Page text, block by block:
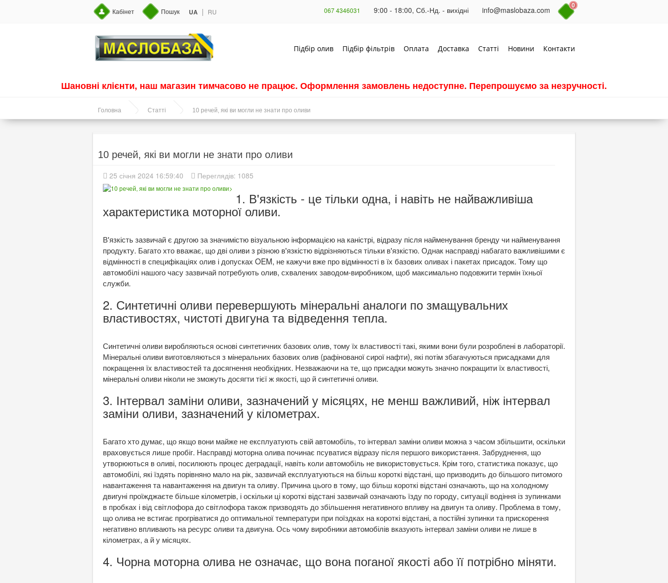
Кабінет Пошук UA | RU 067 4346031 9:00 - 18:00, Сб.-Нд. - вихідні info@maslobaza.com 0
Підбір олив Підбір фільтрів Оплата Доставка Статті Новини Контакти
Шановні клієнти, наш магазин тимчасово не працює. Оформлення замовлень недоступне. Перепрошуємо за незручності.
Головна Статті 10 речей, які ви могли не знати про оливи
10 речей, які ви могли не знати про оливи
25 січня 2024 16:59:40 Переглядів: 1085
1. В'язкість - це тільки одна, і навіть не найважливіша
характеристика моторної оливи.
В'язкість зазвичай є другою за значимістю візуальною інформацією на каністрі, відразу після найменування бренду чи найменування
продукту. Багато хто вважає, що дві оливи з різною в'язкістю відрізняються тільки в'язкістю. Однак насправді набагато важливішими є
відмінності в специфікаціях олив і допусках OEM, не кажучи вже про відмінності в їх базових оливах і пакетах присадок. Тому що
автомобілі нашого часу зазвичай потребують олив, схвалених заводом-виробником, щоб максимально подовжити термін їхньої
служби.
2. Синтетичні оливи перевершують мінеральні аналоги по змащувальних
властивостях, чистоті двигуна та відведення тепла.
Синтетичні оливи виробляються основі синтетичних базових олив, тому їх властивості такі, якими вони були розроблені в лабораторії.
Мінеральні оливи виготовляються з мінеральних базових олив (рафінованої сирої нафти), які потім збагачуються присадками для
покращення їх властивостей та досягнення необхідних. Незважаючи на те, що присадки можуть значно покращити їх властивості,
мінеральні оливи ніколи не зможуть досягти тієї ж якості, що й синтетичні оливи.
3. Інтервал заміни оливи, зазначений у місяцях, не менш важливий, ніж інтервал
заміни оливи, зазначений у кілометрах.
Багато хто думає, що якщо вони майже не експлуатують свій автомобіль, то інтервал заміни оливи можна з часом збільшити, оскільки
враховується лише пробіг. Насправді моторна олива починає псуватися відразу після першого використання. Забруднення, що
утворюються в оливі, посилюють процес деградації, навіть коли автомобіль не використовується. Крім того, статистика показує, що
автомобілі, які їздять порівняно мало на рік, зазвичай експлуатуються на більш короткі відстані, що призводить до більшого питомого
навантаження та навантаження на двигун та оливу. Причина цього в тому, що більш короткі відстані означають, що на холодному
двигуні проїжджаєте більше кілометрів, і оскільки ці короткі відстані зазвичай означають їзду по городу, ситуації водіння із зупинками
в пробках і від світлофора до світлофора також призводять до збільшення негативного впливу на двигун та оливу. Проблема в тому,
що олива не встигає прогріватися до оптимальної температури при поїздках на короткі відстані, а постійні зупинки та прискорення
негативно впливають на ресурс оливи та двигуна. Ось чому виробники автомобілів вказують інтервал заміни оливи не лише в
кілометрах, а й у місяцях.
4. Чорна моторна олива не означає, що вона поганої якості або її потрібно міняти.